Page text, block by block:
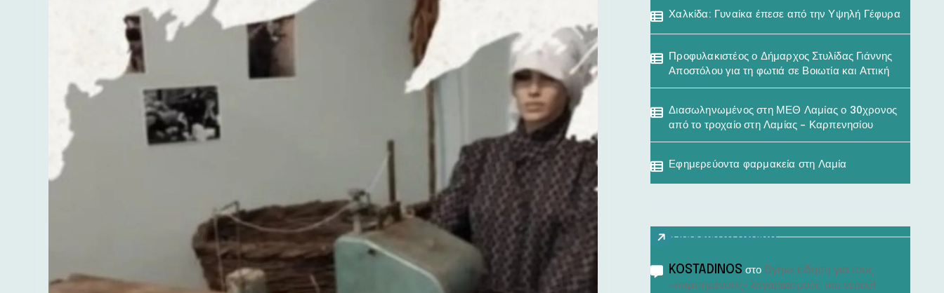
Χαλκίδα: Γυναίκα έπεσε από την Υψηλή Γέφυρα
Προφυλακιστέος ο Δήμαρχος Στυλίδας Γιάννης
Αποστόλου για τη φωτιά σε Βοιωτία και Αττική
Διασωληνωμένος στη ΜΕΘ Λαμίας ο 30χρονος
από το τροχαίο στη Λαμίας – Καρπενησίου
Εφημερεύοντα φαρμακεία στη Λαμία
Πρόσφατα σχόλια
KOSTADINOS στο Βγήκε είδηση για τους
«τσιμπημένους» λογαριασμούς του νερού!